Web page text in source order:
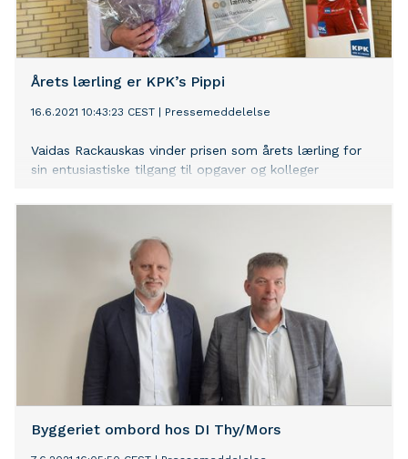
Årets lærling er KPK’s Pippi
16.6.2021 10:43:23 CEST Pressemeddelelse
Vaidas Rackauskas vinder prisen som årets lærling for
sin entusiastiske tilgang til opgaver og kolleger
Byggeriet ombord hos DI Thy/Mors